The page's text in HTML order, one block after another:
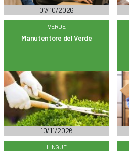
07/10/2026
VERDE
Manutentore del Verde
10/11/2026
LINGUE